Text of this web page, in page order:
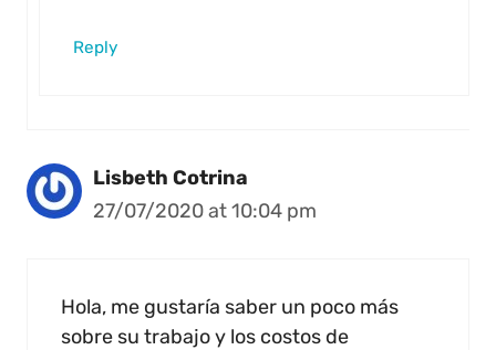
Reply
Lisbeth Cotrina
27/07/2020 at 10:04 pm
Hola, me gustaría saber un poco más
sobre su trabajo y los costos de